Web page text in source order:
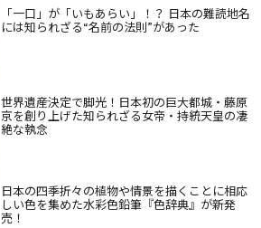
「一口」が「いもあらい」！？ 日本の難読地名
には知られざる“名前の法則”があった
世界遺産決定で脚光！日本初の巨大都城・藤原
京を創り上げた知られざる女帝・持統天皇の凄
絶な執念
日本の四季折々の植物や情景を描くことに相応
しい色を集めた水彩色鉛筆『色辞典』が新発
売！